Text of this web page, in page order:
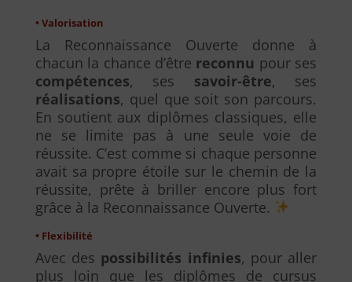
• Valorisation
La Reconnaissance Ouverte donne à
chacun la chance d’être reconnu pour ses
compétences, ses savoir-être, ses
réalisations, quel que soit son parcours.
En soutient aux diplômes classiques, elle
ne se limite pas à une seule voie de
réussite. C’est comme si chaque personne
avait sa propre étoile sur le chemin de la
réussite, prête à briller encore plus fort
grâce à la Reconnaissance Ouverte.
• Flexibilité
Avec des possibilités infinies, pour aller
plus loin que les diplômes de cursus